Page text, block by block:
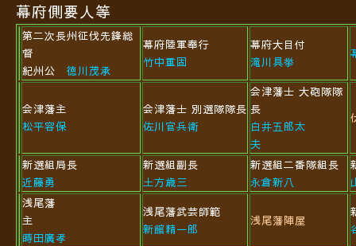
幕府側要人等
第二次長州征伐先鋒総
督
紀州公 徳川茂承
幕府陸軍奉行
竹中重固
幕府大目付
滝川具挙
会津藩主
松平容保
会津藩士 別選隊隊長
佐川官兵衛
会津藩士 大砲隊隊
長
白井五郎太
夫
新選組局長
近藤勇
新選組副長
土方歳三
新選組二番隊組長
永倉新八
浅尾藩
主
蒔田廣孝
浅尾藩武芸師範
新館精一郎
浅尾藩陣屋